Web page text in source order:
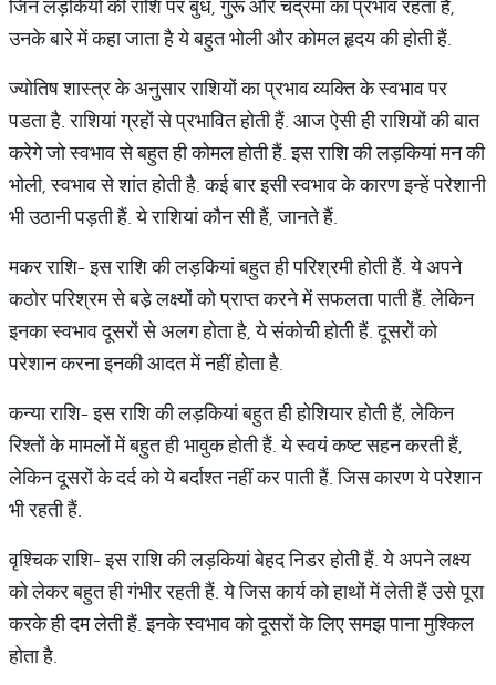
जिन लड़कियों की राशि पर बुध, गुरू और चंद्रमा का प्रभाव रहता है,
उनके बारे में कहा जाता है ये बहुत भोली और कोमल हृदय की होती हैं.
ज्योतिष शास्त्र के अनुसार राशियों का प्रभाव व्यक्ति के स्वभाव पर
पडता है. राशियां ग्रहों से प्रभावित होती हैं. आज ऐसी ही राशियों की बात
करेगे जो स्वभाव से बहुत ही कोमल होती हैं. इस राशि की लड़कियां मन की
भोली, स्वभाव से शांत होती है. कई बार इसी स्वभाव के कारण इन्हें परेशानी
भी उठानी पड़ती हैं. ये राशियां कौन सी हैं, जानते हैं.
मकर राशि- इस राशि की लड़कियां बहुत ही परिश्रमी होती हैं. ये अपने
कठोर परिश्रम से बडे़ लक्ष्यों को प्राप्त करने में सफलता पाती हैं. लेकिन
इनका स्वभाव दूसरों से अलग होता है, ये संकोची होती हैं. दूसरों को
परेशान करना इनकी आदत में नहीं होता है.
कन्या राशि- इस राशि की लड़कियां बहुत ही होशियार होती हैं, लेकिन
रिश्तों के मामलों में बहुत ही भावुक होती हैं. ये स्वयं कष्ट सहन करती हैं,
लेकिन दूसरों के दर्द को ये बर्दाश्त नहीं कर पाती हैं. जिस कारण ये परेशान
भी रहती हैं.
वृश्चिक राशि- इस राशि की लड़कियां बेहद निडर होती हैं. ये अपने लक्ष्य
को लेकर बहुत ही गंभीर रहती हैं. ये जिस कार्य को हाथों में लेती हैं उसे पूरा
करके ही दम लेती हैं. इनके स्वभाव को दूसरों के लिए समझ पाना मुश्किल
होता है.